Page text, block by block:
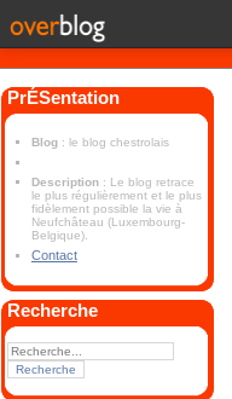
PrÉSentation
Blog : le blog chestrolais
Description : Le blog retrace
le plus régulièrement et le plus
fidèlement possible la vie à
Neufchâteau (Luxembourg-
Belgique).
Contact
Recherche